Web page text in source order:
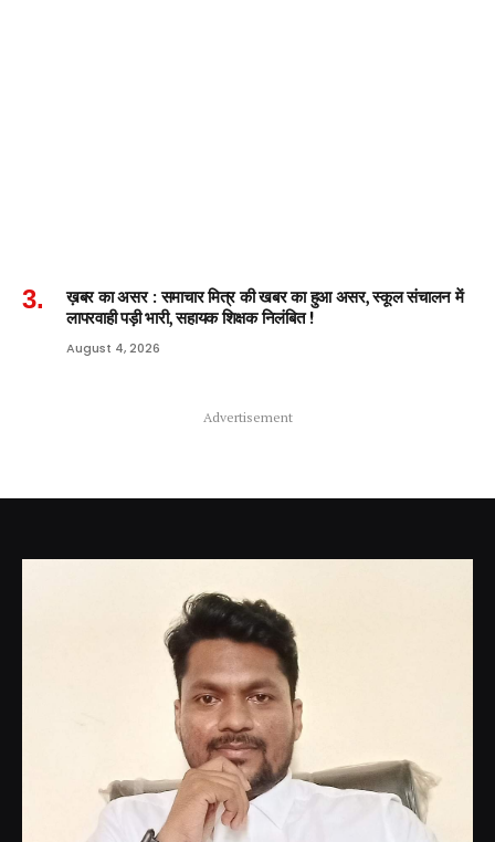
ख़बर का असर : समाचार मित्र की खबर का हुआ असर, स्कूल संचालन में
लापरवाही पड़ी भारी, सहायक शिक्षक निलंबित !
August 4, 2026
Advertisement